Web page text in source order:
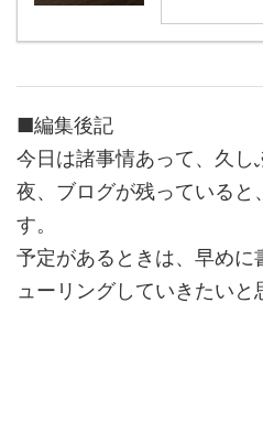
■編集後記
今日は諸事情あって、久し
夜、ブログが残っている
す。
予定があるときは、早めに
ューリングしていきたいと